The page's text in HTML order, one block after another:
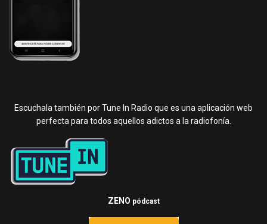
Escuchala también por Tune In Radio que es una aplicación web
perfecta para todos aquellos adictos a la radiofonía.
ZENO pódcast